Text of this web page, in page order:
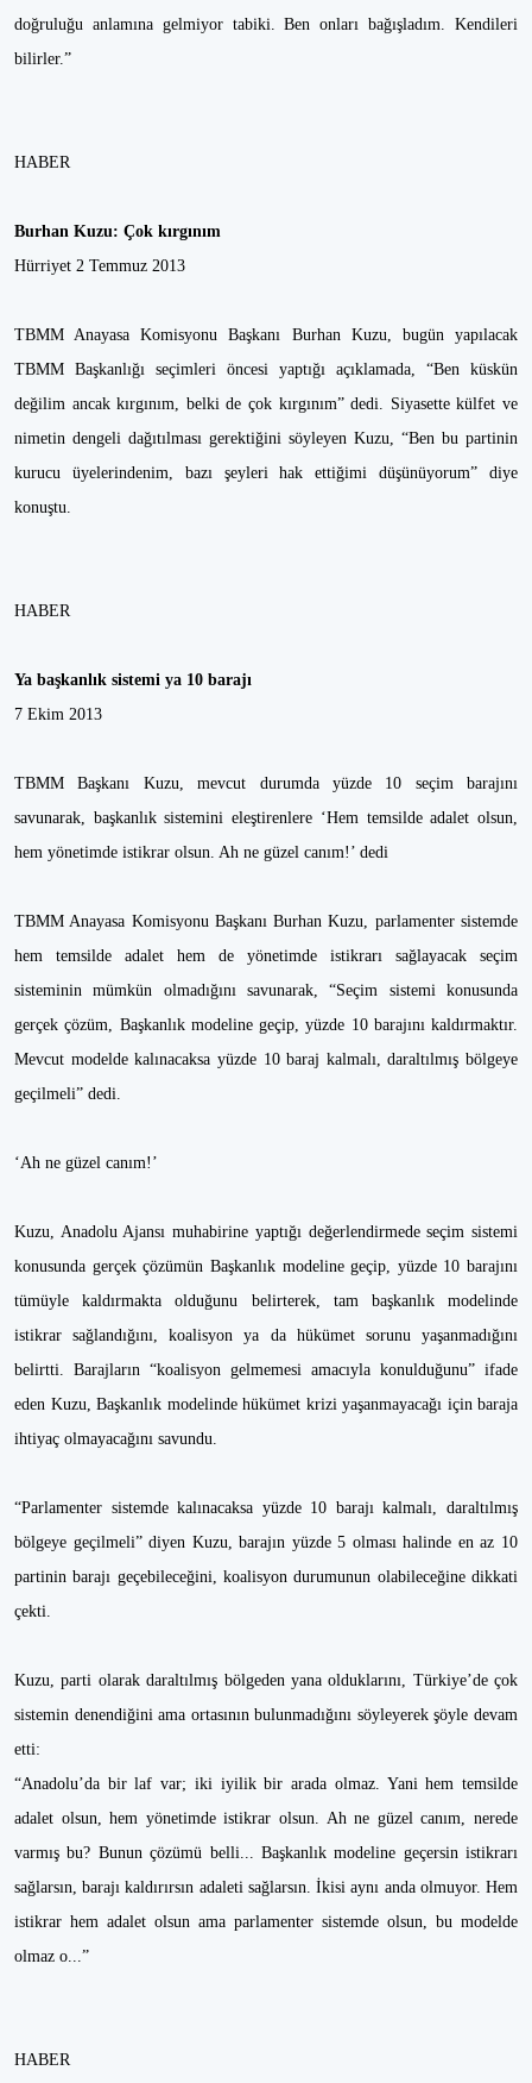
doğruluğu anlamına gelmiyor tabiki. Ben onları bağışladım. Kendileri
bilirler.”
HABER
Burhan Kuzu: Çok kırgınım
Hürriyet 2 Temmuz 2013
TBMM Anayasa Komisyonu Başkanı Burhan Kuzu, bugün yapılacak
TBMM Başkanlığı seçimleri öncesi yaptığı açıklamada, “Ben küskün
değilim ancak kırgınım, belki de çok kırgınım” dedi. Siyasette külfet ve
nimetin dengeli dağıtılması gerektiğini söyleyen Kuzu, “Ben bu partinin
kurucu üyelerindenim, bazı şeyleri hak ettiğimi düşünüyorum” diye
konuştu.
HABER
Ya başkanlık sistemi ya 10 barajı
7 Ekim 2013
TBMM Başkanı Kuzu, mevcut durumda yüzde 10 seçim barajını
savunarak, başkanlık sistemini eleştirenlere ‘Hem temsilde adalet olsun,
hem yönetimde istikrar olsun. Ah ne güzel canım!’ dedi
TBMM Anayasa Komisyonu Başkanı Burhan Kuzu, parlamenter sistemde
hem temsilde adalet hem de yönetimde istikrarı sağlayacak seçim
sisteminin mümkün olmadığını savunarak, “Seçim sistemi konusunda
gerçek çözüm, Başkanlık modeline geçip, yüzde 10 barajını kaldırmaktır.
Mevcut modelde kalınacaksa yüzde 10 baraj kalmalı, daraltılmış bölgeye
geçilmeli” dedi.
‘Ah ne güzel canım!’
Kuzu, Anadolu Ajansı muhabirine yaptığı değerlendirmede seçim sistemi
konusunda gerçek çözümün Başkanlık modeline geçip, yüzde 10 barajını
tümüyle kaldırmakta olduğunu belirterek, tam başkanlık modelinde
istikrar sağlandığını, koalisyon ya da hükümet sorunu yaşanmadığını
belirtti. Barajların “koalisyon gelmemesi amacıyla konulduğunu” ifade
eden Kuzu, Başkanlık modelinde hükümet krizi yaşanmayacağı için baraja
ihtiyaç olmayacağını savundu.
“Parlamenter sistemde kalınacaksa yüzde 10 barajı kalmalı, daraltılmış
bölgeye geçilmeli” diyen Kuzu, barajın yüzde 5 olması halinde en az 10
partinin barajı geçebileceğini, koalisyon durumunun olabileceğine dikkati
çekti.
Kuzu, parti olarak daraltılmış bölgeden yana olduklarını, Türkiye’de çok
sistemin denendiğini ama ortasının bulunmadığını söyleyerek şöyle devam
etti:
“Anadolu’da bir laf var; iki iyilik bir arada olmaz. Yani hem temsilde
adalet olsun, hem yönetimde istikrar olsun. Ah ne güzel canım, nerede
varmış bu? Bunun çözümü belli... Başkanlık modeline geçersin istikrarı
sağlarsın, barajı kaldırırsın adaleti sağlarsın. İkisi aynı anda olmuyor. Hem
istikrar hem adalet olsun ama parlamenter sistemde olsun, bu modelde
olmaz o...”
HABER